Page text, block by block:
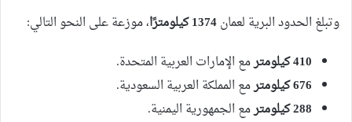
وتبلغ الحدود البرية لعمان1374 كيلومترًا
، موزعة على النحو التالي:
410 كيلومتر
مع الإمارات العربية المتحدة.
676 كيلومتر
مع المملكة العربية السعودية.
288 كيلومتر
مع الجمهورية اليمنية.